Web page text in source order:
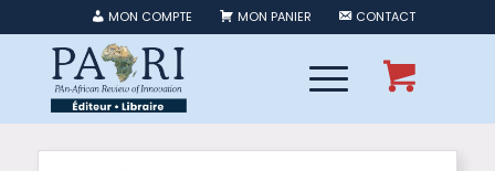
MON COMPTE MON PANIER CONTACT